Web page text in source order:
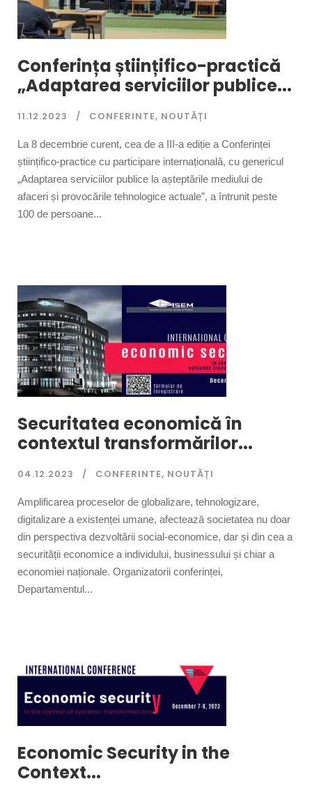
Conferința științifico-practică
„Adaptarea serviciilor publice...
11.12.2023 CONFERINTE, NOUTĂȚI
La 8 decembrie curent, cea de a III-a ediție a Conferinței
științifico-practice cu participare internațională, cu genericul
„Adaptarea serviciilor publice la așteptările mediului de
afaceri și provocările tehnologice actuale”, a întrunit peste
100 de persoane...
Securitatea economică în
contextul transformărilor...
04.12.2023 CONFERINTE, NOUTĂȚI
Amplificarea proceselor de globalizare, tehnologizare,
digitalizare a existenței umane, afectează societatea nu doar
din perspectiva dezvoltării social-economice, dar și din cea a
securității economice a individului, businessului și chiar a
economiei naționale. Organizatorii conferinței,
Departamentul...
Economic Security in the
Context...